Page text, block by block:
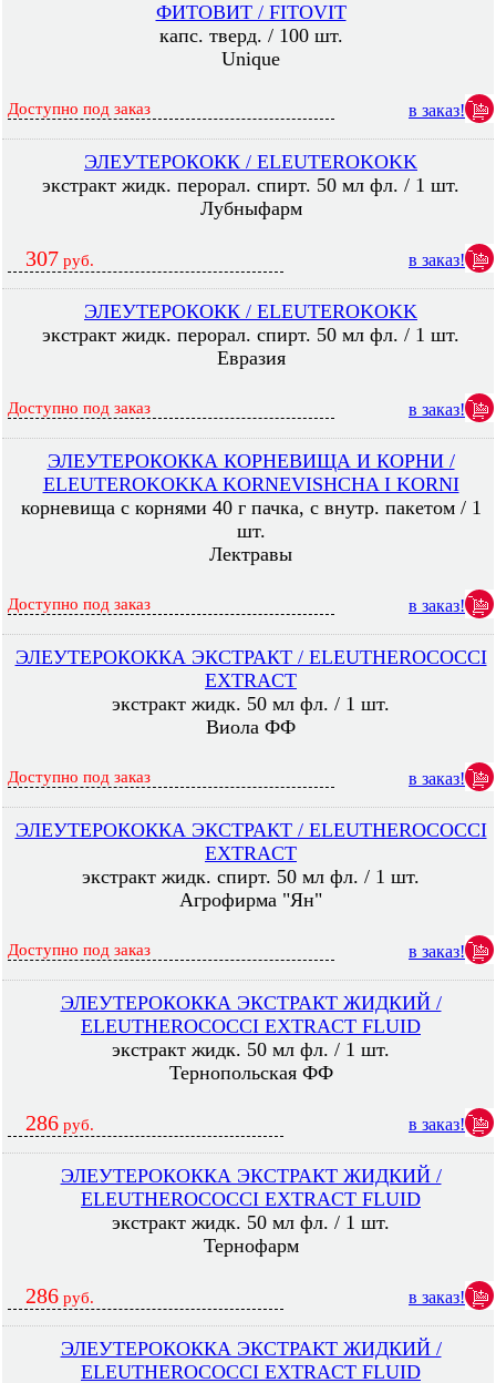
ФИТОВИТ / FITOVIT
капс. тверд. / 100 шт.
Unique
Доступно под заказ в заказ!
ЭЛЕУТЕРОКОКК / ELEUTEROKOKK
экстракт жидк. перорал. спирт. 50 мл фл. / 1 шт.
Лубныфарм
307 руб. в заказ!
ЭЛЕУТЕРОКОКК / ELEUTEROKOKK
экстракт жидк. перорал. спирт. 50 мл фл. / 1 шт.
Евразия
Доступно под заказ в заказ!
ЭЛЕУТЕРОКОККА КОРНЕВИЩА И КОРНИ /
ELEUTEROKOKKA KORNEVISHCHA I KORNI
корневища с корнями 40 г пачка, с внутр. пакетом / 1
шт.
Лектравы
Доступно под заказ в заказ!
ЭЛЕУТЕРОКОККА ЭКСТРАКТ / ELEUTHEROCOCCI
EXTRACT
экстракт жидк. 50 мл фл. / 1 шт.
Виола ФФ
Доступно под заказ в заказ!
ЭЛЕУТЕРОКОККА ЭКСТРАКТ / ELEUTHEROCOCCI
EXTRACT
экстракт жидк. спирт. 50 мл фл. / 1 шт.
Агрофирма "Ян"
Доступно под заказ в заказ!
ЭЛЕУТЕРОКОККА ЭКСТРАКТ ЖИДКИЙ /
ELEUTHEROCOCCI EXTRACT FLUID
экстракт жидк. 50 мл фл. / 1 шт.
Тернопольская ФФ
286 руб. в заказ!
ЭЛЕУТЕРОКОККА ЭКСТРАКТ ЖИДКИЙ /
ELEUTHEROCOCCI EXTRACT FLUID
экстракт жидк. 50 мл фл. / 1 шт.
Тернофарм
286 руб. в заказ!
ЭЛЕУТЕРОКОККА ЭКСТРАКТ ЖИДКИЙ /
ELEUTHEROCOCCI EXTRACT FLUID